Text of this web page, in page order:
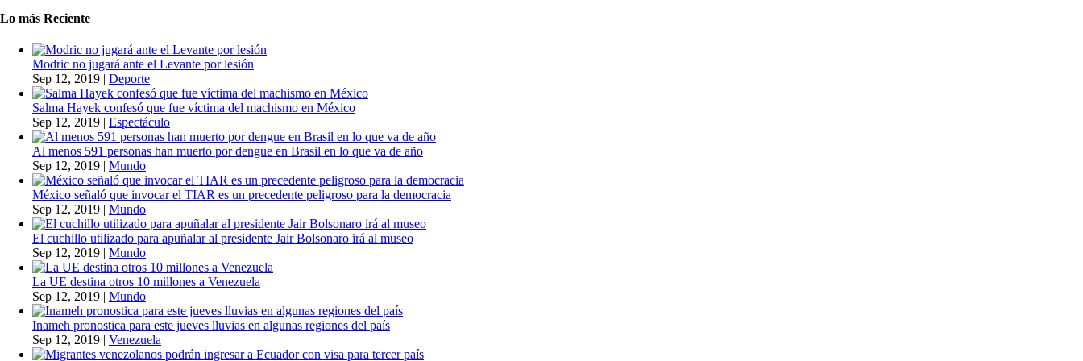
Lo más Reciente
Modric no jugará ante el Levante por lesión
Sep 12, 2019 | Deporte
Salma Hayek confesó que fue víctima del machismo en México
Sep 12, 2019 | Espectáculo
Al menos 591 personas han muerto por dengue en Brasil en lo que va de año
Sep 12, 2019 | Mundo
México señaló que invocar el TIAR es un precedente peligroso para la democracia
Sep 12, 2019 | Mundo
El cuchillo utilizado para apuñalar al presidente Jair Bolsonaro irá al museo
Sep 12, 2019 | Mundo
La UE destina otros 10 millones a Venezuela
Sep 12, 2019 | Mundo
Inameh pronostica para este jueves lluvias en algunas regiones del país
Sep 12, 2019 | Venezuela